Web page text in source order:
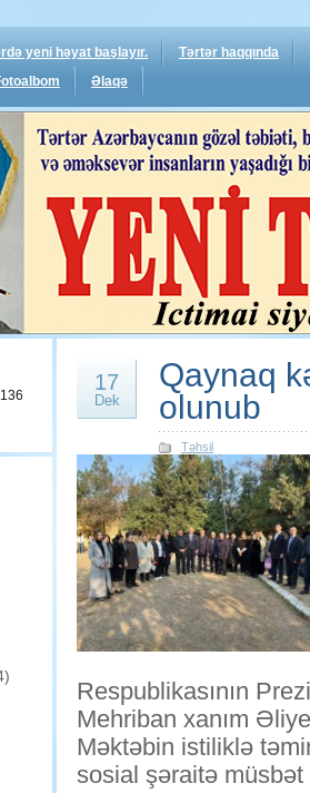
yeni həyat başlayır.
Tərtər haqqında
Əlaqə
17
Dek
Qaynaq
olunub
Təhsil
Respublikasının
Mehriban xanım
Məktəbin istiliklə
sosial şəraitə